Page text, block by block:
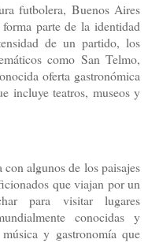
futbolera, Buenos Aires
parte de la identidad
de un partido, los
como San Telmo,
oferta gastronómica
incluye teatros, museos y
algunos de los paisajes
que viajan por un
para visitar lugares
conocidas y
y gastronomía que